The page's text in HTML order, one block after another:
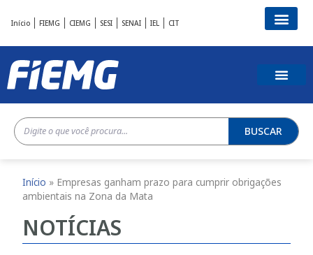
Início FIEMG CIEMG SESI SENAI IEL CIT
BUSCAR
Início » Empresas ganham prazo para cumprir obrigações
ambientais na Zona da Mata
NOTÍCIAS